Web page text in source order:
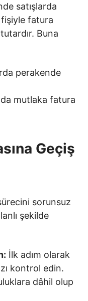
satışlarda
fatura
Buna
perakende
mutlaka fatura
Geçiş
sorunsuz
şekilde
İlk adım olarak
kontrol edin.
dâhil olup